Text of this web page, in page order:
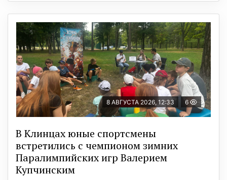
8 АВГУСТА 2026, 12:33 6
В Клинцах юные спортсмены
встретились с чемпионом зимних
Паралимпийских игр Валерием
Купчинским